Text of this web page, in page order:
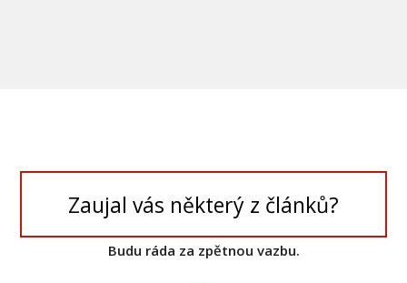
Zaujal vás některý z článků?
Budu ráda za zpětnou vazbu.